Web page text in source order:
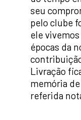
seu
pelo clube
ele
épocas da
Livração
memória
referida